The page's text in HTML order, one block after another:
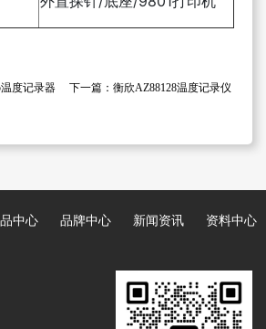
度记录器 下一篇：衡欣AZ88128温度记录仪
中心 品牌中心 新闻资讯
资料中心